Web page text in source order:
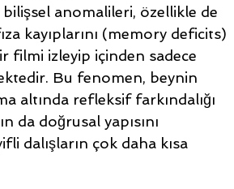
anomalileri, özellikle de
kayıplarını (memory deficits)
filmi izleyip içinden sadece
Bu fenomen, beynin
altında refleksif farkındalığı
da doğrusal yapısını
dalışların çok daha kısa